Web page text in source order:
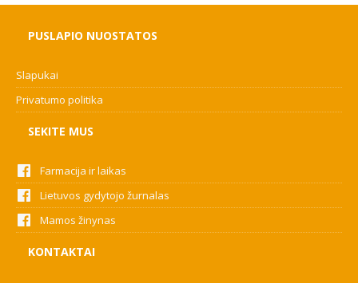
PUSLAPIO NUOSTATOS
Slapukai
Privatumo politika
SEKITE MUS
Farmacija ir laikas
Lietuvos gydytojo žurnalas
Mamos žinynas
KONTAKTAI